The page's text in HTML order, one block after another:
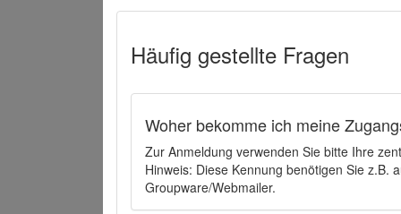
Häufig gestellte Fragen
Woher bekomme ich meine
Zur Anmeldung verwenden Sie bitte Ihre
Hinweis: Diese Kennung benötigen Sie z.B.
Groupware/Webmailer.